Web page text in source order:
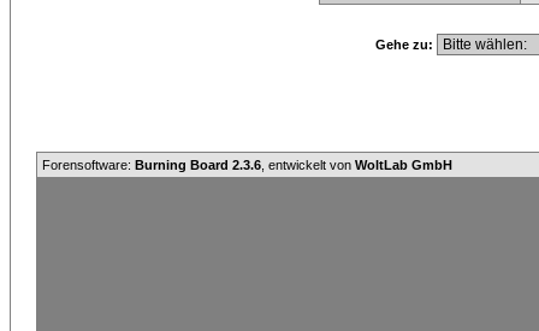
Gehe zu:
Forensoftware: Burning Board 2.3.6 , entwickelt von WoltLab GmbH